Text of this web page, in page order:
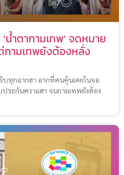
ำตากามเทพ’ จดหมาย
กามเทพยังต้องหลั่ง
ทุกฉากฮา ฉากที่คนคุ้นเคยในจอ
ประกันความฮา จนกามเทพยังต้อง